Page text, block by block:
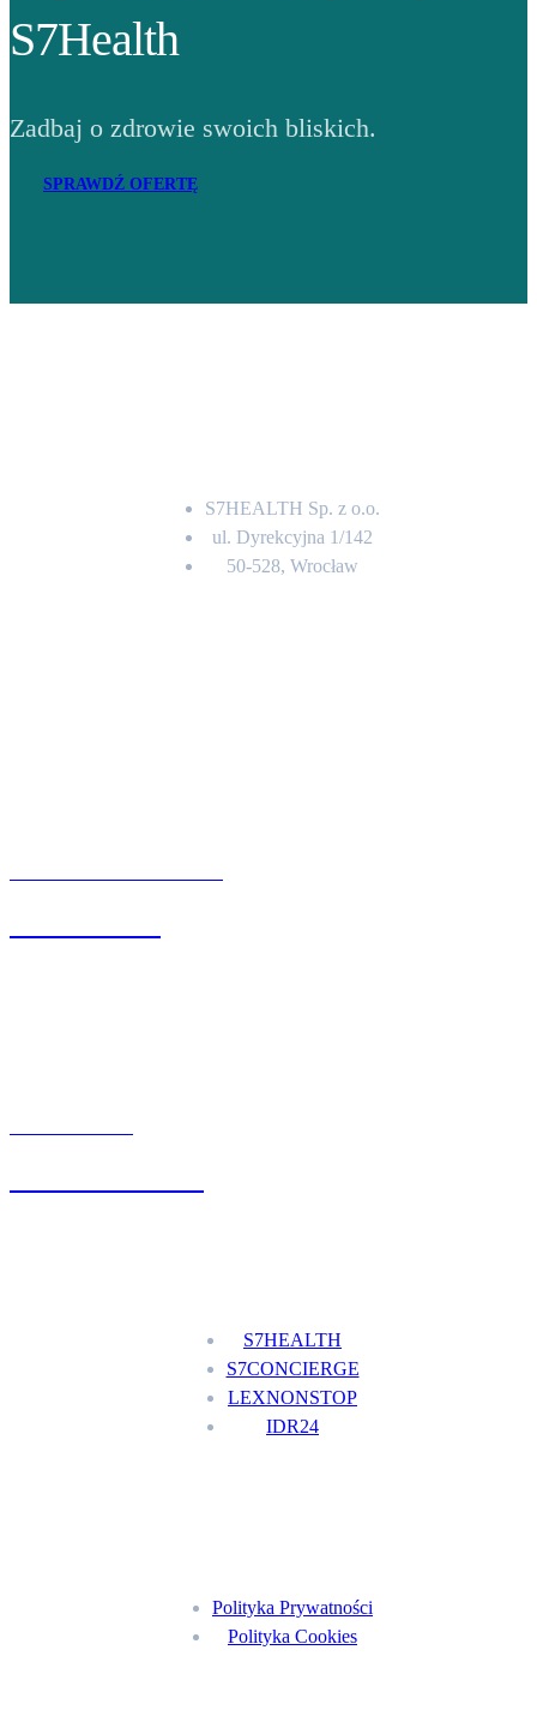
S7Health
Zadbaj o zdrowie swoich bliskich.
SPRAWDŹ OFERTĘ
S7HEALTH Sp. z o.o.
ul. Dyrekcyjna 1/142
50-528, Wrocław
S7HEALTH
S7CONCIERGE
LEXNONSTOP
IDR24
Polityka Prywatności
Polityka Cookies